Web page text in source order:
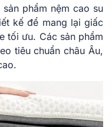
phẩm nệm cao su
kế để mang lại giấc
tối ưu. Các sản phẩm
tiêu chuẩn châu Âu,